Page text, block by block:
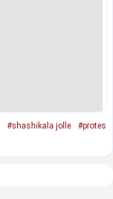
#shashikala jolle
#protes